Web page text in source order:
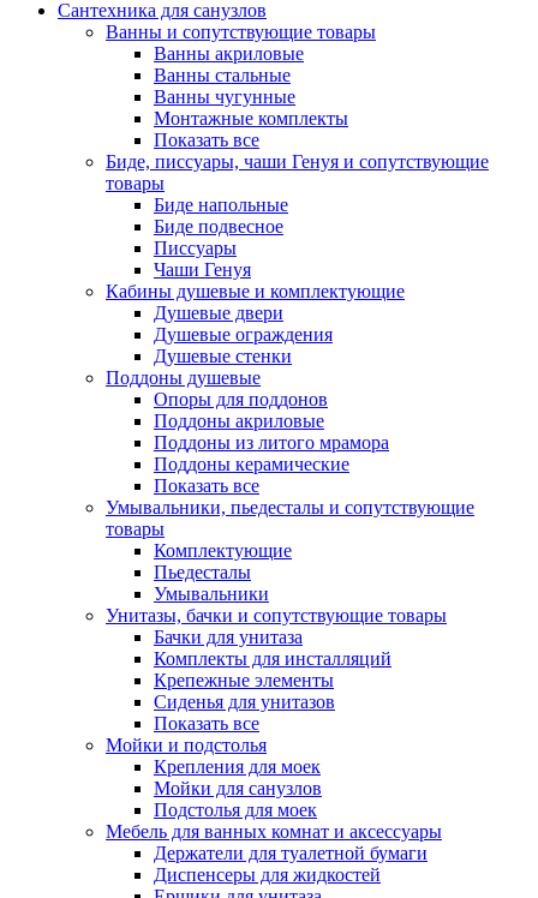
Сантехника для санузлов
Ванны и сопутствующие товары
Ванны акриловые
Ванны стальные
Ванны чугунные
Монтажные комплекты
Показать все
Биде, писсуары, чаши Генуя и сопутствующие
товары
Биде напольные
Биде подвесное
Писсуары
Чаши Генуя
Кабины душевые и комплектующие
Душевые двери
Душевые ограждения
Душевые стенки
Поддоны душевые
Опоры для поддонов
Поддоны акриловые
Поддоны из литого мрамора
Поддоны керамические
Показать все
Умывальники, пьедесталы и сопутствующие
товары
Комплектующие
Пьедесталы
Умывальники
Унитазы, бачки и сопутствующие товары
Бачки для унитаза
Комплекты для инсталляций
Крепежные элементы
Сиденья для унитазов
Показать все
Мойки и подстолья
Крепления для моек
Мойки для санузлов
Подстолья для моек
Мебель для ванных комнат и аксессуары
Держатели для туалетной бумаги
Диспенсеры для жидкостей